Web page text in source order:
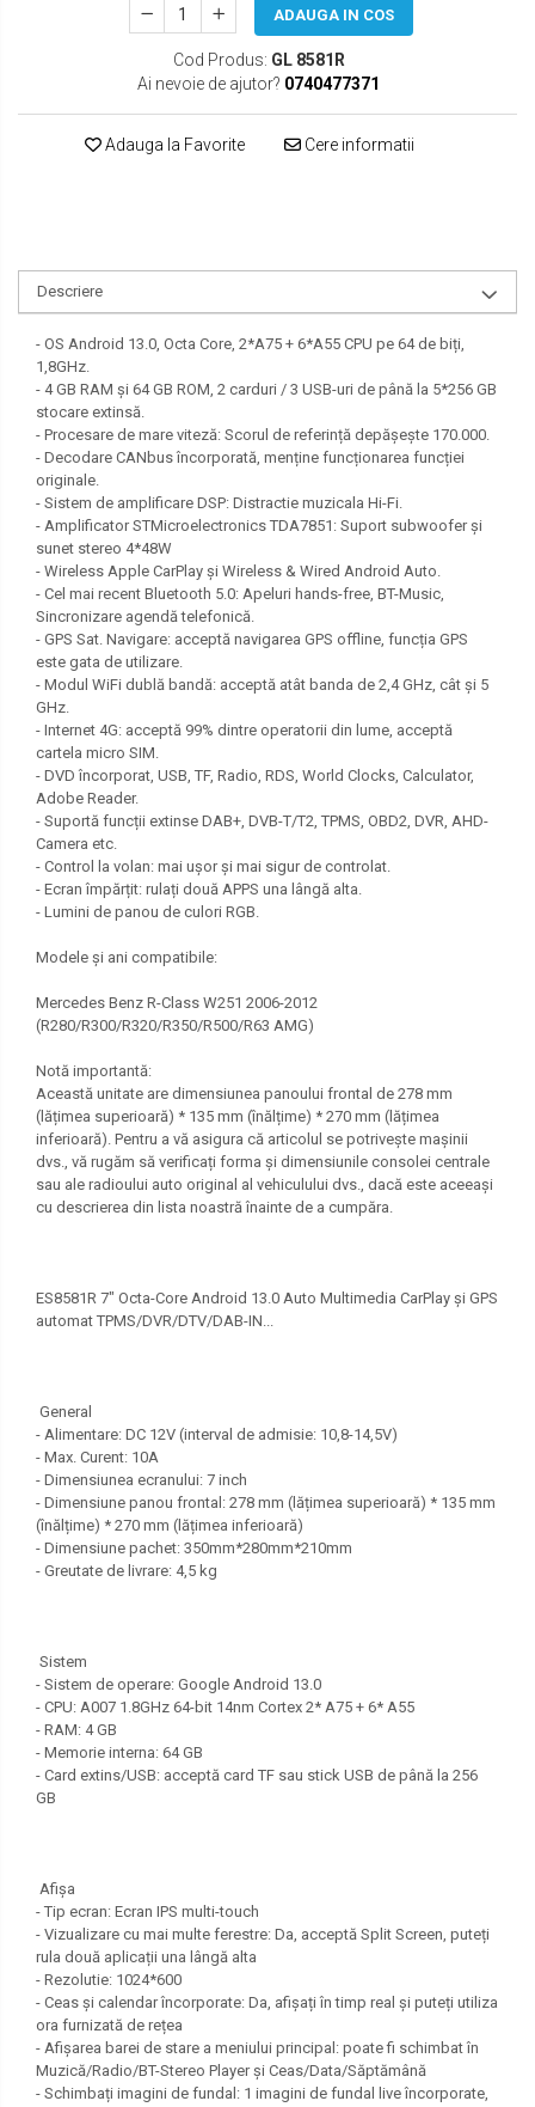
ADAUGA IN COS
Cod Produs: GL 8581R
Ai nevoie de ajutor? 0740477371
Adauga la Favorite Cere informatii
Descriere
- OS Android 13.0, Octa Core, 2*A75 + 6*A55 CPU pe 64 de biți,
1,8GHz.
- 4 GB RAM și 64 GB ROM, 2 carduri / 3 USB-uri de până la 5*256 GB
stocare extinsă.
- Procesare de mare viteză: Scorul de referință depășește 170.000.
- Decodare CANbus încorporată, menține funcționarea funcției
originale.
- Sistem de amplificare DSP: Distractie muzicala Hi-Fi.
- Amplificator STMicroelectronics TDA7851: Suport subwoofer și
sunet stereo 4*48W
- Wireless Apple CarPlay și Wireless & Wired Android Auto.
- Cel mai recent Bluetooth 5.0: Apeluri hands-free, BT-Music,
Sincronizare agendă telefonică.
- GPS Sat. Navigare: acceptă navigarea GPS offline, funcția GPS
este gata de utilizare.
- Modul WiFi dublă bandă: acceptă atât banda de 2,4 GHz, cât și 5
GHz.
- Internet 4G: acceptă 99% dintre operatorii din lume, acceptă
cartela micro SIM.
- DVD încorporat, USB, TF, Radio, RDS, World Clocks, Calculator,
Adobe Reader.
- Suportă funcții extinse DAB+, DVB-T/T2, TPMS, OBD2, DVR, AHD-
Camera etc.
- Control la volan: mai ușor și mai sigur de controlat.
- Ecran împărțit: rulați două APPS una lângă alta.
- Lumini de panou de culori RGB.
Modele și ani compatibile:
Mercedes Benz R-Class W251 2006-2012
(R280/R300/R320/R350/R500/R63 AMG)
Notă importantă:
Această unitate are dimensiunea panoului frontal de 278 mm
(lățimea superioară) * 135 mm (înălțime) * 270 mm (lățimea
inferioară). Pentru a vă asigura că articolul se potrivește mașinii
dvs., vă rugăm să verificați forma și dimensiunile consolei centrale
sau ale radioului auto original al vehiculului dvs., dacă este aceeași
cu descrierea din lista noastră înainte de a cumpăra.
ES8581R 7" Octa-Core Android 13.0 Auto Multimedia CarPlay și GPS
automat TPMS/DVR/DTV/DAB-IN...
General
- Alimentare: DC 12V (interval de admisie: 10,8-14,5V)
- Max. Curent: 10A
- Dimensiunea ecranului: 7 inch
- Dimensiune panou frontal: 278 mm (lățimea superioară) * 135 mm
(înălțime) * 270 mm (lățimea inferioară)
- Dimensiune pachet: 350mm*280mm*210mm
- Greutate de livrare: 4,5 kg
Sistem
- Sistem de operare: Google Android 13.0
- CPU: A007 1.8GHz 64-bit 14nm Cortex 2* A75 + 6* A55
- RAM: 4 GB
- Memorie interna: 64 GB
- Card extins/USB: acceptă card TF sau stick USB de până la 256
GB
Afişa
- Tip ecran: Ecran IPS multi-touch
- Vizualizare cu mai multe ferestre: Da, acceptă Split Screen, puteți
rula două aplicații una lângă alta
- Rezolutie: 1024*600
- Ceas și calendar încorporate: Da, afișați în timp real și puteți utiliza
ora furnizată de rețea
- Afișarea barei de stare a meniului principal: poate fi schimbat în
Muzică/Radio/BT-Stereo Player și Ceas/Data/Săptămână
- Schimbați imagini de fundal: 1 imagini de fundal live încorporate,